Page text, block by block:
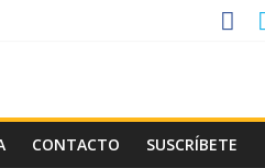
CONTACTO SUSCRÍBETE